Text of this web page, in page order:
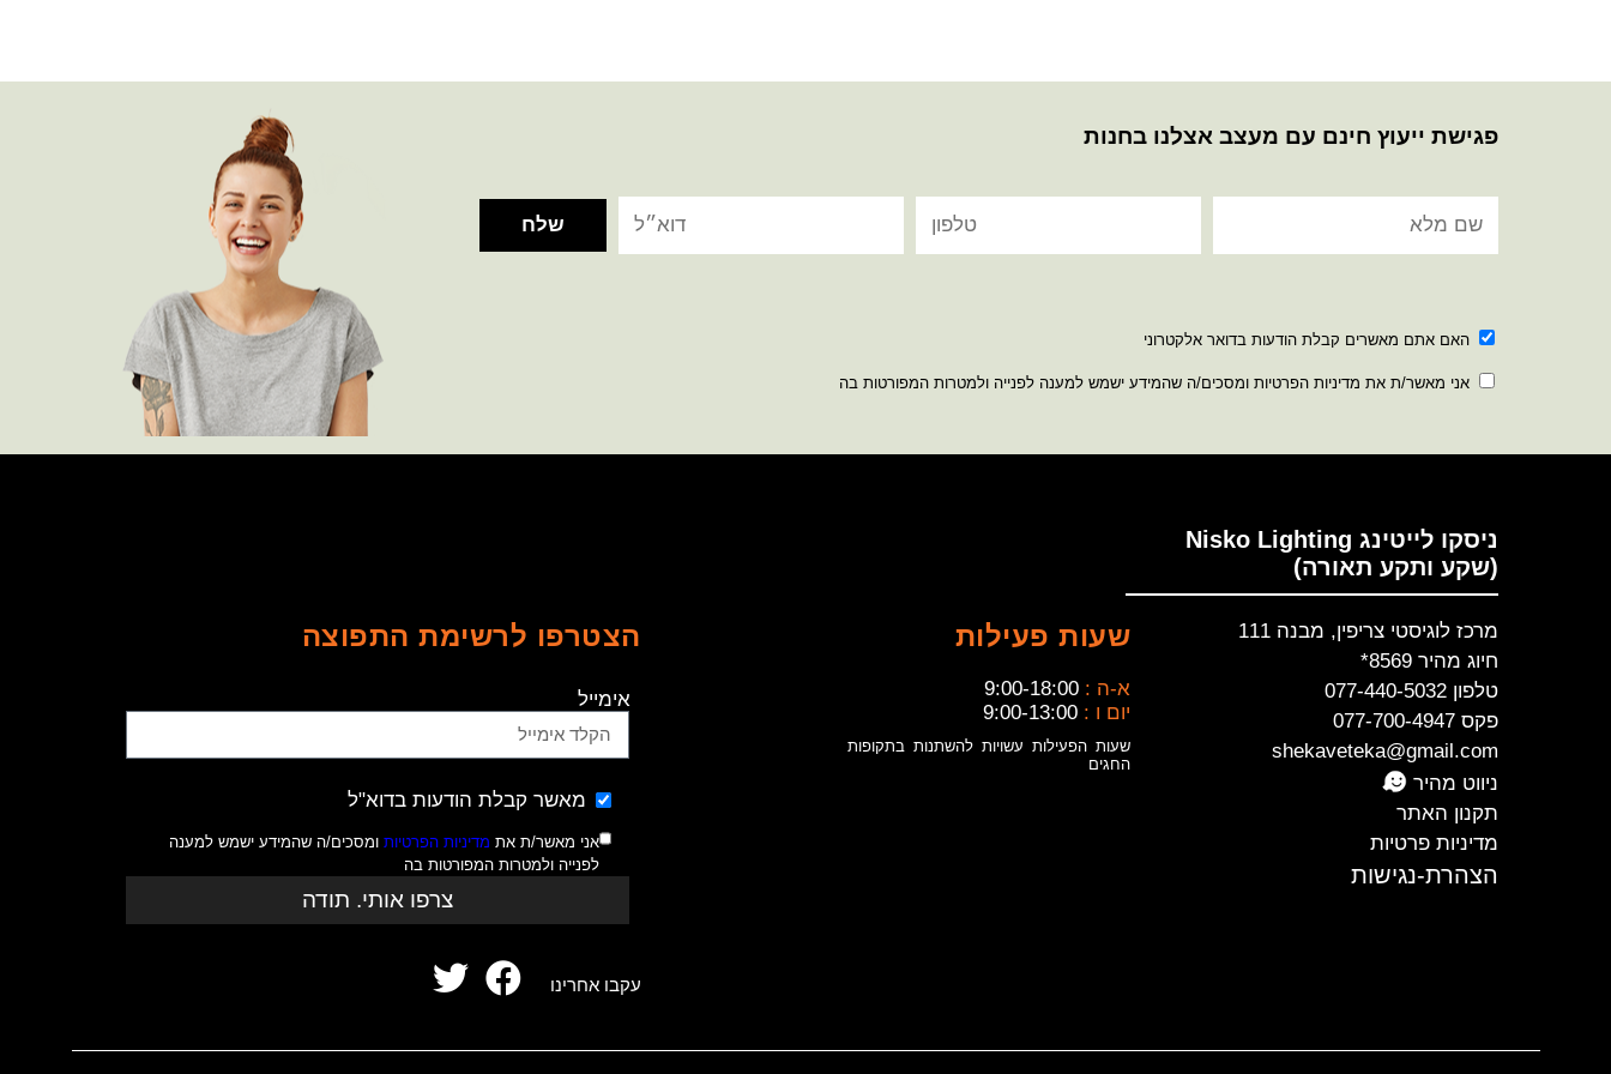
פגישת ייעוץ חינם עם מעצב אצלנו בחנות
האם אתם מאשרים קבלת הודעות בדואר אלקטרוני
אני מאשר/ת את מדיניות הפרטיות ומסכים/ה שהמידע ישמש למענה לפנייה ולמטרות המפורטות בה
ניסקו לייטינג Nisko Lighting
(שקע ותקע תאורה)
מרכז לוגיסטי צריפין, מבנה 111
חיוג מהיר 8569*
טלפון 077-440-5032
פקס 077-700-4947
shekaveteka@gmail.com
ניווט מהיר
תקנון האתר
מדיניות פרטיות
הצהרת-נגישות
שעות פעילות
א-ה : 9:00-18:00
יום ו : 9:00-13:00
שעות הפעילות עשויות להשתנות בתקופות
החגים
הצטרפו לרשימת התפוצה
אימייל
מאשר קבלת הודעות בדוא"ל
אני מאשר/ת את מדיניות הפרטיותומסכים/ה שהמידע ישמש למענה
לפנייה ולמטרות המפורטות בה
צרפו אותי. תודה
עקבו אחרינו